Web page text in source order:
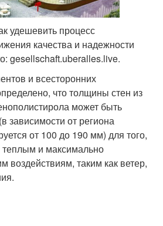
удешевить процесс
качества и надежности
gesellschaft.uberalles.live.
и всесторонних
что толщины стен из
может быть
зависимости от региона
от 100 до 190 мм) для того,
и максимально
воздействиям, таким как ветер,